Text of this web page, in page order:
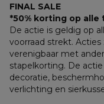
FINAL SALE
*50% korting op
De actie is geldig op
voorraad strekt.
verenigbaar met
stapelkorting. De
decoratie,
verlichting en